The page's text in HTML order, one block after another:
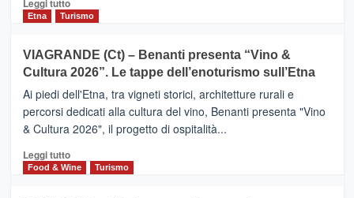
dati
di
Anche
la
Alcantara
nei
primi
nella
classifica
Leggi tutto
di
IL
SAN
DOMENICO
PALACE
TAORMINA,
UN
HOTEL
FOUR
Etna Turismo
VIAGRANDE (Ct) – Benanti presenta “Vino &
Cultura 2026”. Le tappe dell’enoturismo sull’Etna
Ai piedi dell'Etna, tra vigneti storici, architetture rurali e
percorsi dedicati alla cultura del vino, Benanti presenta "Vino
& Cultura 2026", il progetto di ospitalità...
Leggi tuttoLeggi
di
Food & Wine Turismo